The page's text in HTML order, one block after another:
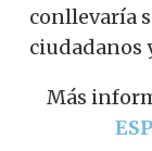
conllevaría
ciudadanos
Más